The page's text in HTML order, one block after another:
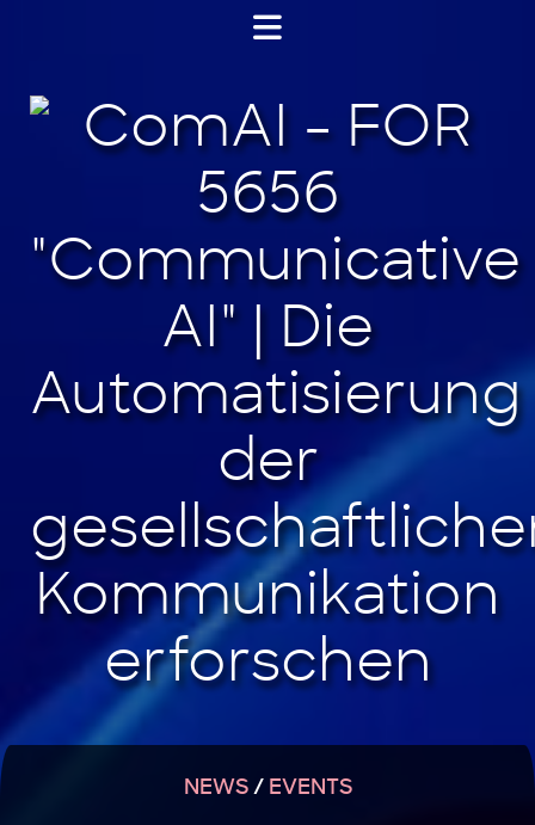
NEWS/ EVENTS